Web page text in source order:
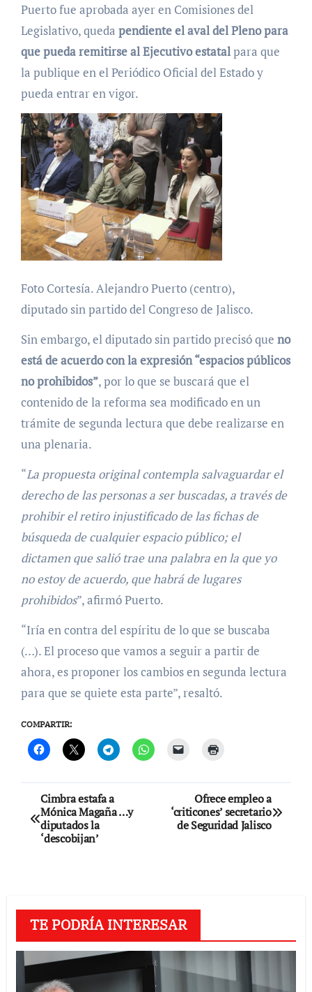
Puerto fue aprobada ayer en Comisiones del
Legislativo, queda pendiente el aval del Pleno para
que pueda remitirse al Ejecutivo estatalpara que
la publique en el Periódico Oficial del Estado y
pueda entrar en vigor.
Foto Cortesía. Alejandro Puerto (centro),
diputado sin partido del Congreso de Jalisco.
Sin embargo, el diputado sin partido precisó que no
está de acuerdo con la expresión “espacios públicos
no prohibidos”, por lo que se buscará que el
contenido de la reforma sea modificado en un
trámite de segunda lectura que debe realizarse en
una plenaria.
“La propuesta original contempla salvaguardar el
derecho de las personas a ser buscadas, a través de
prohibir el retiro injustificado de las fichas de
búsqueda de cualquier espacio público; el
dictamen que salió trae una palabra en la que yo
no estoy de acuerdo, que habrá de lugares
prohibidos”, afirmó Puerto.
“Iría en contra del espíritu de lo que se buscaba
(…). El proceso que vamos a seguir a partir de
ahora, es proponer los cambios en segunda lectura
para que se quiete esta parte”, resaltó.
COMPARTIR:
Navegación
de
entradas
Cimbra estafa a
Mónica Magaña …y
diputados la
‘descobijan’
Ofrece empleo a
‘criticones’ secretario
de Seguridad Jalisco
TE PODRÍA INTERESAR